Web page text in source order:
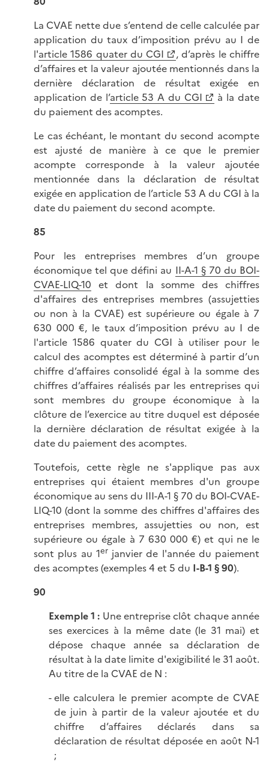
La CVAE nette due s’entend de celle calculée par
application du taux d’imposition prévu au I de
l'article 1586 quater du CGI
, d’après le chiffre
d’affaires et la valeur ajoutée mentionnés dans la
dernière déclaration de résultat exigée en
application de l’article 53 A du CGI
à la date
du paiement des acomptes.
Le cas échéant, le montant du second acompte
est ajusté de manière à ce que le premier
acompte corresponde à la valeur ajoutée
mentionnée dans la déclaration de résultat
exigée en application de l’article 53 A du CGI à la
date du paiement du second acompte.
85
Pour les entreprises membres d’un groupe
économique tel que défini au II-A-1 § 70 du BOI-
CVAE-LIQ-10 et dont la somme des chiffres
d'affaires des entreprises membres (assujetties
ou non à la CVAE) est supérieure ou égale à 7
630 000 €, le taux d’imposition prévu au I de
l'article 1586 quater du CGI à utiliser pour le
calcul des acomptes est déterminé à partir d’un
chiffre d’affaires consolidé égal à la somme des
chiffres d’affaires réalisés par les entreprises qui
sont membres du groupe économique à la
clôture de l’exercice au titre duquel est déposée
la dernière déclaration de résultat exigée à la
date du paiement des acomptes.
Toutefois, cette règle ne s'applique pas aux
entreprises qui étaient membres d'un groupe
économique au sens du III-A-1 § 70 du BOI-CVAE-
LIQ-10 (dont la somme des chiffres d'affaires des
entreprises membres, assujetties ou non, est
supérieure ou égale à 7 630 000 €) et qui ne le
sont plus au 1erjanvier de l'année du paiement
des acomptes (exemples 4 et 5 du I-B-1 § 90).
90
Exemple 1 : Une entreprise clôt chaque année
ses exercices à la même date (le 31 mai) et
dépose chaque année sa déclaration de
résultat à la date limite d'exigibilité le 31 août.
Au titre de la CVAE de N :
elle calculera le premier acompte de CVAE
de juin à partir de la valeur ajoutée et du
chiffre d’affaires déclarés dans sa
déclaration de résultat déposée en août N-1
;